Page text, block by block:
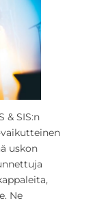
& SIS:n
uskon
Ne